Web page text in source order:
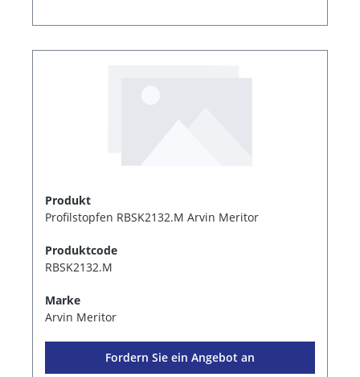
Produkt
Profilstopfen RBSK2132.M Arvin Meritor
Produktcode
RBSK2132.M
Marke
Arvin Meritor
Fordern Sie ein Angebot an